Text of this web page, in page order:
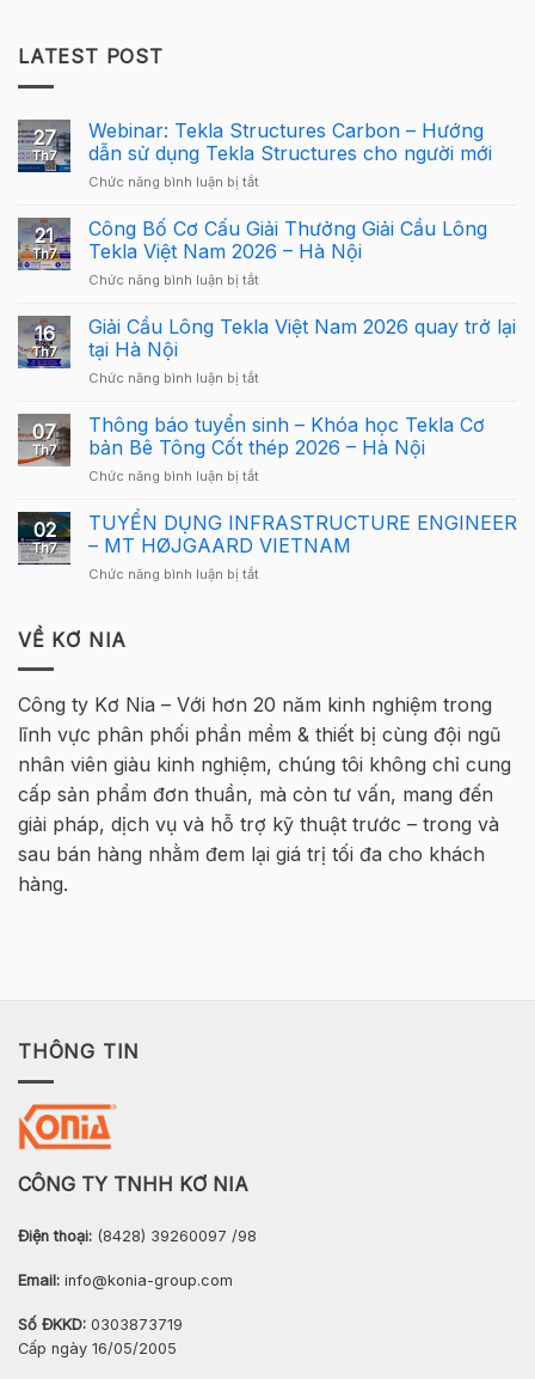
LATEST POST
27
Th7
Webinar: Tekla Structures Carbon – Hướng
dẫn sử dụng Tekla Structures cho người mới
Chức năng bình luận bị tắtở
Tekla
Structures
Carbon
–
dẫn
Tekla
cho
người
21
Th7
Công Bố Cơ Cấu Giải Thưởng Giải Cầu Lông
Tekla Việt Nam 2026 – Hà Nội
Chức năng bình luận bị tắtở
Bố
Cơ
Giải
Giải
Cầu
Lông
Tekla
Nam
2026
Hà
16
Th7
Giải Cầu Lông Tekla Việt Nam 2026 quay trở lại
tại Hà Nội
Chức năng bình luận bị tắtở
Cầu
Lông
Tekla
Việt
2026
quay
lại
07
Th7
Thông báo tuyển sinh – Khóa học Tekla Cơ
bản Bê Tông Cốt thép 2026 – Hà Nội
Chức năng bình luận bị tắtở
báo
tuyển
sinh
–
Bê
Cốt
thép
2026
–
Hà
Nội
02
Th7
TUYỂN DỤNG INFRASTRUCTURE ENGINEER
– MT HØJGAARD VIETNAM
Chức năng bình luận bị tắtở
MT
HØJGAARD
VIETNAM
VỀ KƠ NIA
Công ty Kơ Nia – Với hơn 20 năm kinh nghiệm trong
lĩnh vực phân phối phần mềm & thiết bị cùng đội ngũ
nhân viên giàu kinh nghiệm, chúng tôi không chỉ cung
cấp sản phẩm đơn thuần, mà còn tư vấn, mang đến
giải pháp, dịch vụ và hỗ trợ kỹ thuật trước – trong và
sau bán hàng nhằm đem lại giá trị tối đa cho khách
hàng.
THÔNG TIN
CÔNG TY TNHH KƠ NIA
Điện thoại: (8428) 39260097 /98
Email: info@konia-group.com
Số ĐKKD: 0303873719
Cấp ngày 16/05/2005